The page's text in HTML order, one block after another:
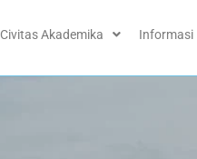
Civitas Akademika Informasi